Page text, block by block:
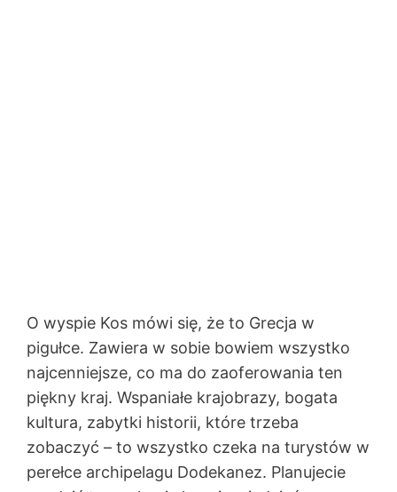
O wyspie Kos mówi się, że to Grecja w
pigułce. Zawiera w sobie bowiem wszystko
najcenniejsze, co ma do zaoferowania ten
piękny kraj. Wspaniałe krajobrazy, bogata
kultura, zabytki historii, które trzeba
zobaczyć – to wszystko czeka na turystów w
perełce archipelagu Dodekanez. Planujecie